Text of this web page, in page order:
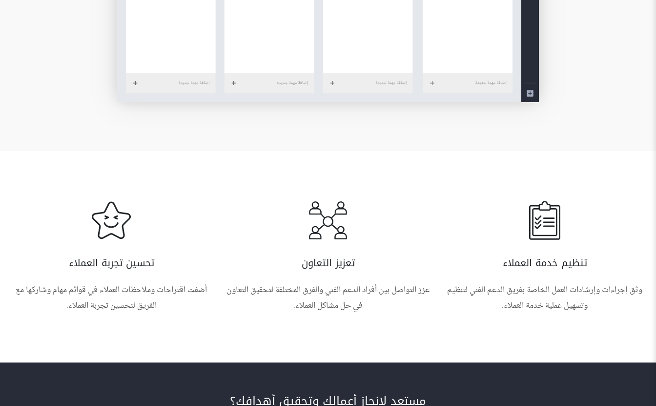
تنظيم خدمة العملاء
وثق إجراءات وإرشادات العمل الخاصة بفريق الدعم الفني لتنظيم
وتسهيل عملية خدمة العملاء.
تعزيز التعاون
عزز التواصل بين أفراد الدعم الفني والفرق المختلفة لتحقيق التعاون
في حل مشاكل العملاء.
تحسين تجربة العملاء
أضفت اقتراحات وملاحظات العملاء في قوائم مهام وشاركها مع
الفريق لتحسين تجربة العملاء.
مستعد لإنجاز أعمالك وتحقيق أهدافك؟